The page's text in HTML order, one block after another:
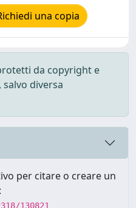
una copia
da copyright e
diversa
per citare o creare un
130821